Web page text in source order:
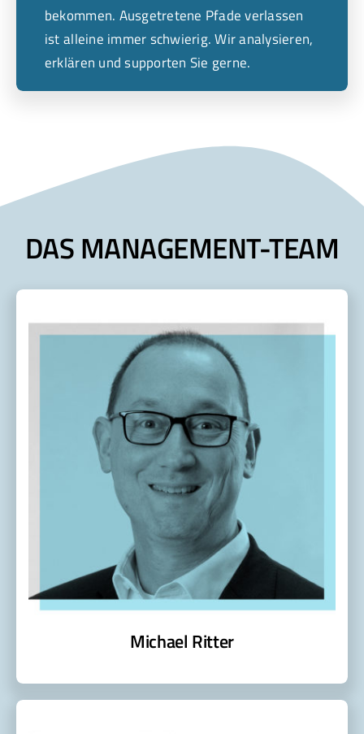
bekommen. Ausgetretene Pfade verlassen
ist alleine immer schwierig. Wir analysieren,
erklären und supporten Sie gerne.
DAS MANAGEMENT-TEAM
Michael Ritter